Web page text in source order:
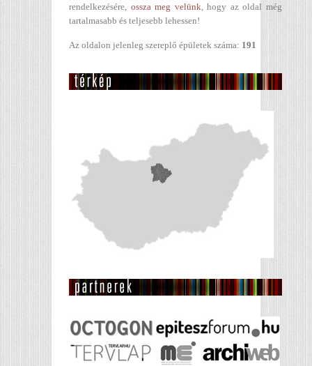
rendelkezésére, ossza meg velünk , hogy az oldal még
tartalmasabb és teljesebb lehessen!
Az oldalon jelenleg szereplő épületek száma: 191